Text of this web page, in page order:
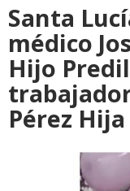
Santa
médico
Hijo
Pérez